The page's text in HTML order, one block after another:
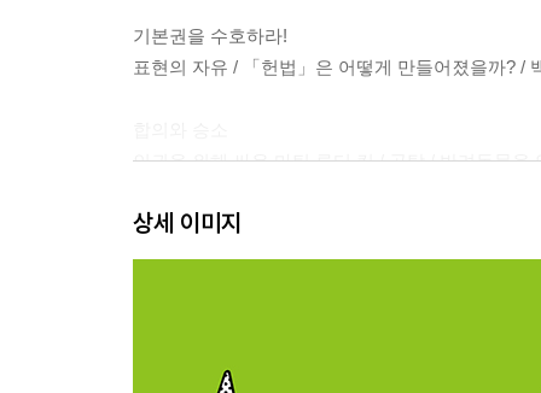
기본권을 수호하라!
표현의 자유 / 「헌법」은 어떻게 만들어졌을까? /
인권을 위해 싸운 마틴 루터 킹 / 공탁 / 반려동물
상세 이미지